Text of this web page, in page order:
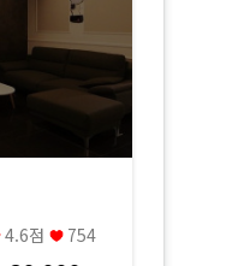
4.6점
754